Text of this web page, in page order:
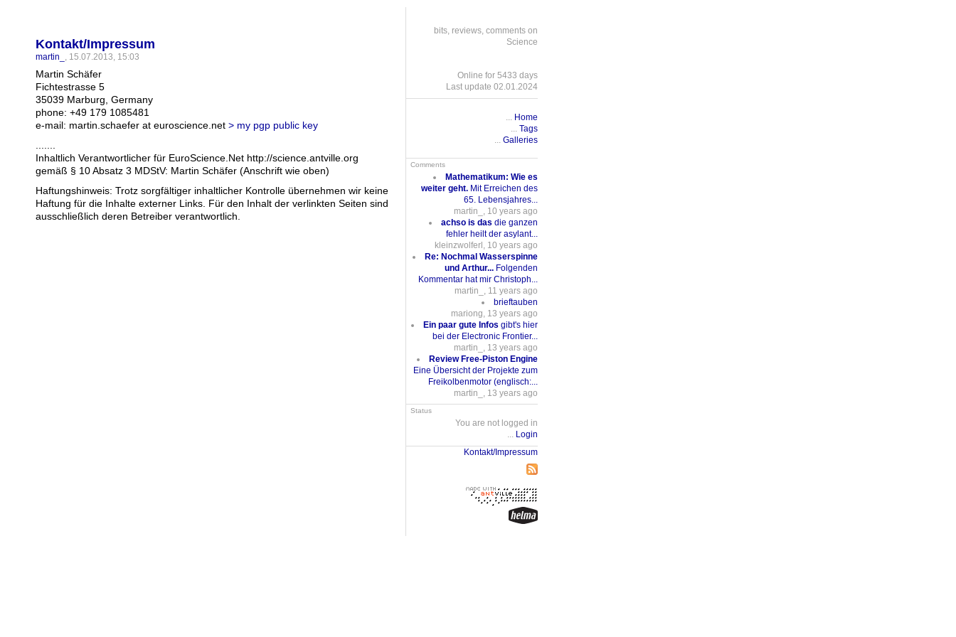
Kontakt/Impressum
martin_ , 15.07.2013, 15:03
Martin Schäfer
Fichtestrasse 5
35039 Marburg, Germany
phone: +49 179 1085481
e-mail: martin.schaefer at euroscience.net > my pgp public key
Inhaltlich Verantwortlicher für EuroScience.Net http://science.antville.org
gemäß § 10 Absatz 3 MDStV: Martin Schäfer (Anschrift wie oben)
Haftungshinweis: Trotz sorgfältiger inhaltlicher Kontrolle übernehmen wir keine
Haftung für die Inhalte externer Links. Für den Inhalt der verlinkten Seiten sind
ausschließlich deren Betreiber verantwortlich.
bits, reviews, comments on
Science
Online for 5433 days
Last update 02.01.2024
Home
Tags
Galleries
Comments
Mathematikum: Wie es
weiter geht. Mit Erreichen des
65. Lebensjahres...
martin_, 10 years ago
achso is das die ganzen
fehler heilt der asylant...
kleinzwolferl, 10 years ago
Re: Nochmal Wasserspinne
und Arthur... Folgenden
Kommentar hat mir Christoph...
martin_, 11 years ago
brieftauben
mariong, 13 years ago
Ein paar gute Infos gibt's hier
bei der Electronic Frontier...
martin_, 13 years ago
Review Free-Piston Engine
Eine Übersicht der Projekte zum
Freikolbenmotor (englisch:...
martin_, 13 years ago
Status
You are not logged in
... Login
Kontakt/Impressum